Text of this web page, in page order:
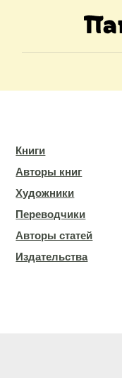
Книги
Авторы книг
Художники
Переводчики
Авторы статей
Издательства